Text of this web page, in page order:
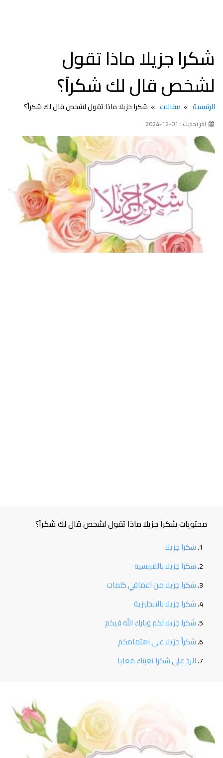
شكرا جزيلا ماذا تقول
لشخص قال لك شكراً؟
الرئيسية مقالات شكرا جزيلا ماذا تقول لشخص قال لك شكراً؟
اخر تحديث : 01-12-2024
محتويات شكرا جزيلا ماذا تقول لشخص قال لك شكراً؟
شكرا جزيلا
شكرا جزيلا بالفرنسية
شكرا جزيلا من اعماقي كلمات
شكرا جزيلا بالانجليزية
شكرا جزيلا لكم وبارك الله فيكم
شكراً جزيلا على اهتمامكم
الرد على شكرا تعبتك معايا